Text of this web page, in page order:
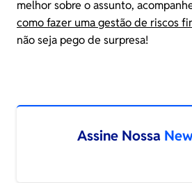
melhor sobre o assunto,
como fazer uma gestão de riscos
não seja pego de surpresa!
Assine Nossa